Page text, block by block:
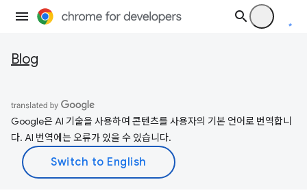
Blog
Google은 AI 기술을 사용하여 콘텐츠를 사용자의 기본 언어로 번역합니
다. AI 번역에는 오류가 있을 수 있습니다.